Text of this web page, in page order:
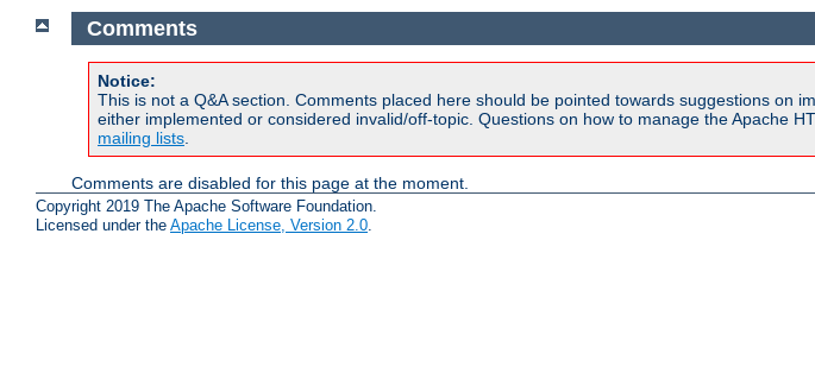
Comments
Notice:
This is not a Q&A section. Comments placed here should be pointed towards suggestions
either implemented or considered invalid/off-topic. Questions on how to manage the Apache
mailing lists.
Comments are disabled for this page at the moment.
Copyright 2019 The Apache Software Foundation.
Licensed under the Apache License, Version 2.0